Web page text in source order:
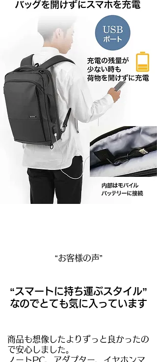
“お客様の声”
“スマートに持ち運ぶスタイル”
なのでとても気に入っています
商品も想像したよりずっと良かったの
で安心しました。
ノートPC、アダプター、イヤホンマ